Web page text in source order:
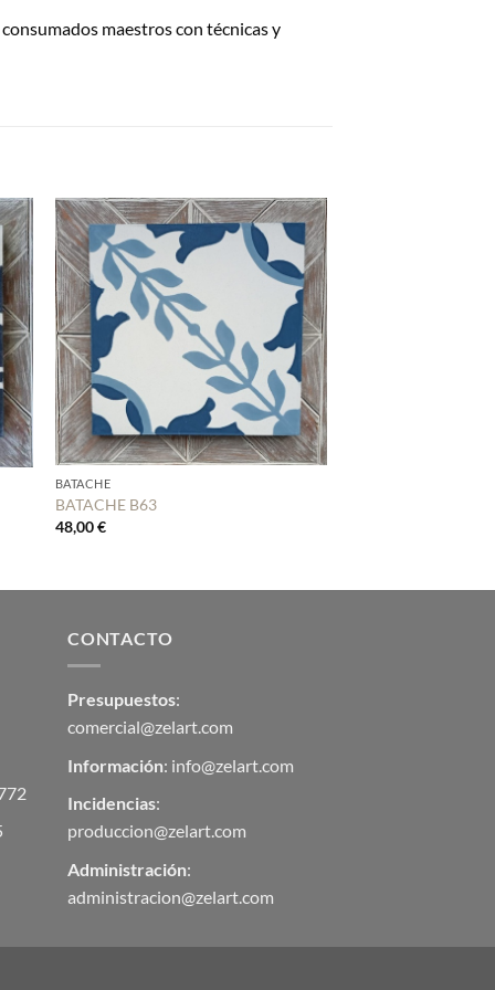
maestros con técnicas y
BATACHE
BATACHE B63
48,00€
CONTACTO
Presupuestos:
comercial@zelart.com
Información: info@zelart.com
Incidencias:
produccion@zelart.com
Administración:
administracion@zelart.com